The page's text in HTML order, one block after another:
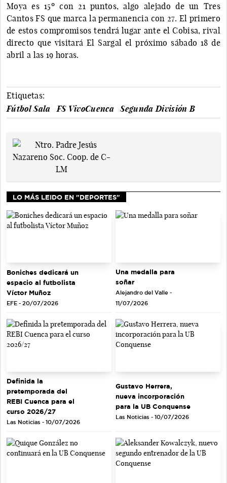
Moya es 15º con 21 puntos, algo alejado de un Tres
Cantos FS que marca la permanencia con 27. El primero
de estos compromisos tendrá lugar ante el Cobisa, rival
directo que visitará El Sargal el próximo sábado 18 de
abril a las 19 horas.
Etiquetas:
Fútbol Sala
FS VivoCuenca Segunda División B
LO MÁS LEIDO EN "DEPORTES"
Boniches dedicará un
espacio al futbolista
Víctor Muñoz
EFE - 20/07/2026
Una medalla para
soñar
Alejandro del Valle -
11/07/2026
Definida la
pretemporada del
REBI Cuenca para el
curso 2026/27
Las Noticias - 10/07/2026
Gustavo Herrera,
nueva incorporación
para la UB Conquense
Las Noticias - 10/07/2026